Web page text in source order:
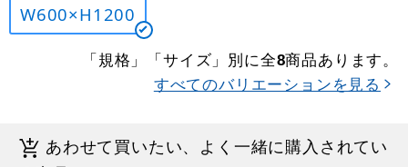
W600×H1200
「規格」「サイズ」別に全8商品あります。
すべてのバリエーションを見る
あわせて買いたい、よく一緒に購入されてい